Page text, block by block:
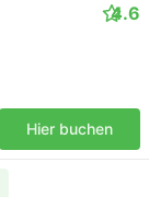
4.6
Hier buchen